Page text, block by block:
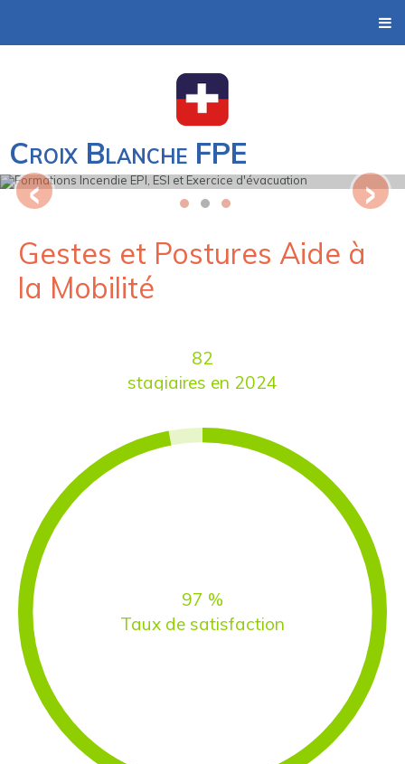
Croix Blanche FPE
d'évacuation
‹ ›
Gestes et Postures Aide à
la Mobilité
82
stagiaires en 2024
97 %
Taux de satisfaction